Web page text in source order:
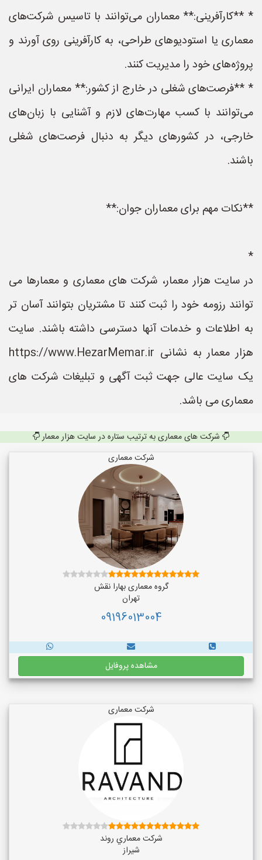
* **کارآفرینی:** معماران می‌توانند با تاسیس شرکت‌های
معماری یا استودیوهای طراحی، به کارآفرینی روی آورند و
پروژه‌های خود را مدیریت کنند.
* **فرصت‌های شغلی در خارج از کشور:** معماران ایرانی
می‌توانند با کسب مهارت‌های لازم و آشنایی با زبان‌های
خارجی، در کشورهای دیگر به دنبال فرصت‌های شغلی
باشند.
**نکات مهم برای معماران جوان:**
*
در سایت هزار معمار، شرکت های معماری و معمارها می
توانند رزومه خود را ثبت کنند تا مشتریان بتوانند آسان تر
به اطلاعات و خدمات آنها دسترسی داشته باشند. سایت
هزار معمار به نشانی https://www.HezarMemar.ir
یک سایت عالی جهت ثبت آگهی و تبلیغات شرکت های
معماری می باشد.
شرکت های معماری به ترتیب ستاره در سایت هزار معمار
شرکت معماری
گروه معماری بهارا نقش
تهران
09196013004
مشاهده پروفایل
شرکت معماری
شركت معماري روند
شیراز